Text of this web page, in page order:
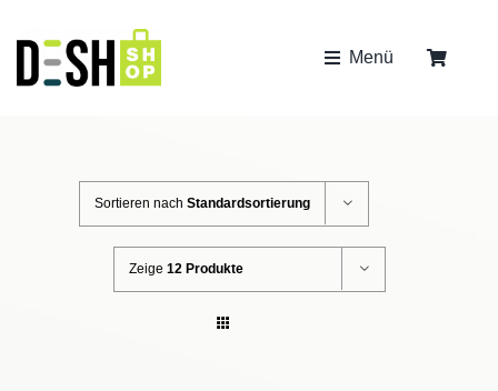
Inhalt
springen
Menü
Sortieren nach Standardsortierung
Zeige 12 Produkte